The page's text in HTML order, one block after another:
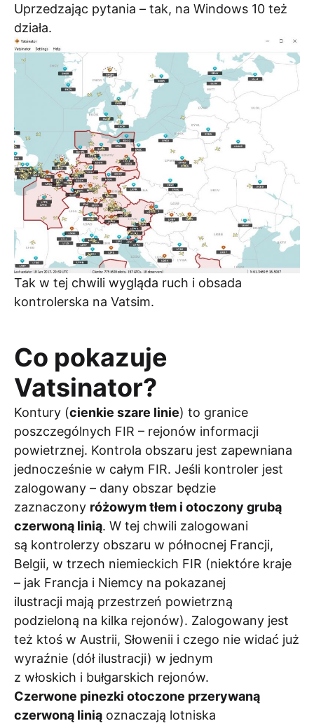
Uprzedzając pytania – tak, na Windows 10 też
działa.
Tak w tej chwili wygląda ruch i obsada
kontrolerska na Vatsim.
Co pokazuje
Vatsinator?
Kontury (cienkie szare linie) to granice
poszczególnych FIR – rejonów informacji
powietrznej. Kontrola obszaru jest zapewniana
jednocześnie w całym FIR. Jeśli kontroler jest
zalogowany – dany obszar będzie
zaznaczony różowym tłem i otoczony grubą
czerwoną linią. W tej chwili zalogowani
są kontrolerzy obszaru w północnej Francji,
Belgii, w trzech niemieckich FIR (niektóre kraje
– jak Francja i Niemcy na pokazanej
ilustracji mają przestrzeń powietrzną
podzieloną na kilka rejonów). Zalogowany jest
też ktoś w Austrii, Słowenii i czego nie widać już
wyraźnie (dół ilustracji) w jednym
z włoskich i bułgarskich rejonów.
Czerwone pinezki otoczone przerywaną
czerwoną linią oznaczają lotniska